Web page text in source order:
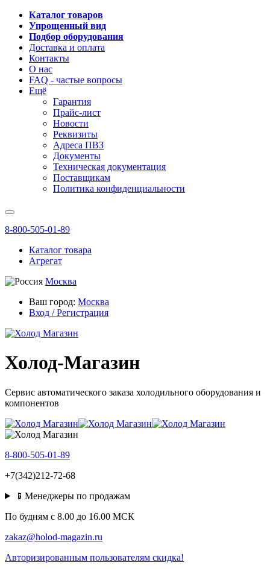
Каталог товаров
Упрощенный вид
Подбор оборудования
Доставка и оплата
Контакты
О нас
FAQ - частые вопросы
Ещё
Гарантия
Прайс-лист
Новости
Реквизиты
Адреса ПВЗ
Документы
Техническая документация
Поставщикам
Политика конфиденциальности
8-800-505-01-89
Каталог товара
Агрегат
Москва
Ваш город: Москва
Вход / Регистрация
Холод-Магазин
Сервис автоматического заказа холодильного оборудования и
компонентов
8-800-505-01-89
+7(342)212-72-68
📱Менеджеры по продажам
По будням c 8.00 до 16.00 МСК
zakaz@holod-magazin.ru
Авторизированным пользователям скидка!